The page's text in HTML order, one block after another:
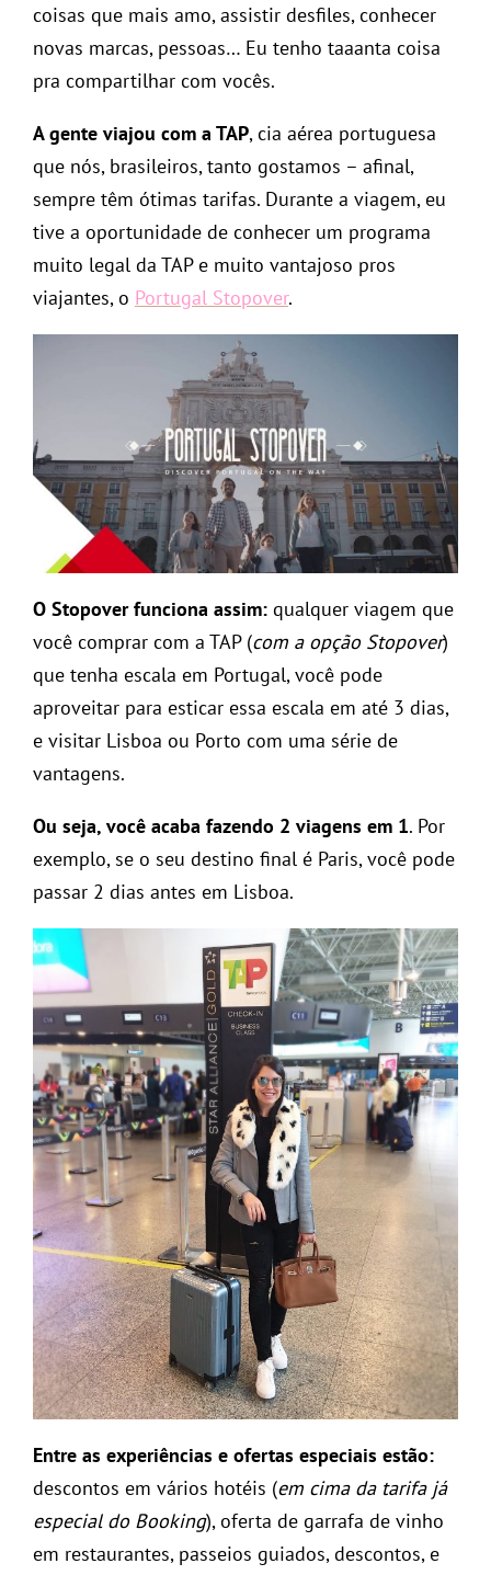
coisas que mais amo, assistir desfiles, conhecer
novas marcas, pessoas… Eu tenho taaanta coisa
pra compartilhar com vocês.
A gente viajou com a TAP, cia aérea portuguesa
que nós, brasileiros, tanto gostamos – afinal,
sempre têm ótimas tarifas. Durante a viagem, eu
tive a oportunidade de conhecer um programa
muito legal da TAP e muito vantajoso pros
viajantes, o Portugal Stopover.
O Stopover funciona assim: qualquer viagem que
você comprar com a TAP (com a opção Stopover)
que tenha escala em Portugal, você pode
aproveitar para esticar essa escala em até 3 dias,
e visitar Lisboa ou Porto com uma série de
vantagens.
Ou seja, você acaba fazendo 2 viagens em 1. Por
exemplo, se o seu destino final é Paris, você pode
passar 2 dias antes em Lisboa.
Entre as experiências e ofertas especiais estão:
descontos em vários hotéis (em cima da tarifa já
especial do Booking), oferta de garrafa de vinho
em restaurantes, passeios guiados, descontos, e